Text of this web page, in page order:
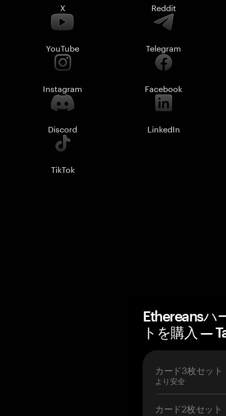
X Reddit
YouTube Telegram
Instagram Facebook
Discord LinkedIn
TikTok
Ethereansハ
トを購入 —
カード3枚セット
より安全
カード2枚セット